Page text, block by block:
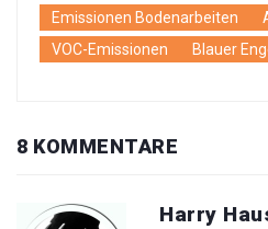
Emissionen Bodenarbeiten
VOC-Emissionen
Blauer
8 KOMMENTARE
Harry